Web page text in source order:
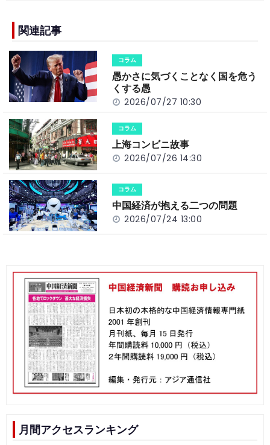
e
b
o
o
k
n
k
関連記事
コラム
愚かさに気づくことなく国を危う
くする愚
2026/07/27 10:30
コラム
上海コンビニ故事
2026/07/26 14:30
コラム
中国経済が抱える二つの問題
2026/07/24 13:00
月間アクセスランキング